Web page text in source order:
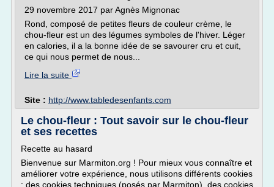
29 novembre 2017 par Agnès Mignonac
Rond, composé de petites fleurs de couleur crème, le
chou-fleur est un des légumes symboles de l'hiver. Léger
en calories, il a la bonne idée de se savourer cru et cuit,
ce qui nous permet de nous...
Lire la suite
Site : http://www.tabledesenfants.com
Le chou-fleur : Tout savoir sur le chou-fleur
et ses recettes
Recette au hasard
Bienvenue sur Marmiton.org ! Pour mieux vous connaître et
améliorer votre expérience, nous utilisons différents cookies
: des cookies techniques (posés par Marmiton), des cookies